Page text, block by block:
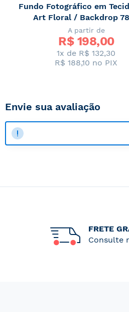
Fundo Fotográfico em
Art Floral / Backdrop
A partir de
R$ 198,00
1x de R$ 132,30
R$ 188,10 no PIX
Envie sua avaliação
FRETE
Consulte